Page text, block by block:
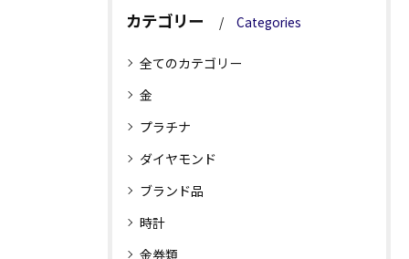
カテゴリー Categories
全てのカテゴリー
金
プラチナ
ダイヤモンド
ブランド品
時計
金券類